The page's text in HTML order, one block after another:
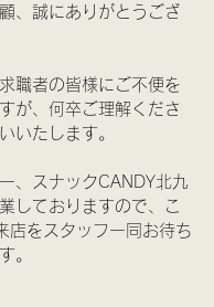
、誠にありがとうござ
職者の皆様にご不便を
が、何卒ご理解くださ
いたします。
、
スナックCANDY北九
しておりますので、こ
店をスタッフ一同お待ち
。